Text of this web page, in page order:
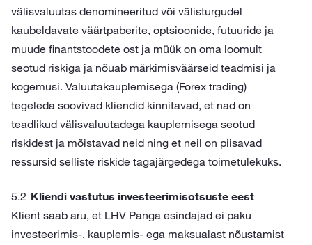
välisvaluutas denomineeritud või välisturgudel
kaubeldavate väärtpaberite, optsioonide, futuuride ja
muude finantstoodete ost ja müük on oma loomult
seotud riskiga ja nõuab märkimisväärseid teadmisi ja
kogemusi. Valuutakauplemisega (Forex trading)
tegeleda soovivad kliendid kinnitavad, et nad on
teadlikud välisvaluutadega kauplemisega seotud
riskidest ja mõistavad neid ning et neil on piisavad
ressursid selliste riskide tagajärgedega toimetulekuks.
Kliendi vastutus investeerimisotsuste eest
Klient saab aru, et LHV Panga esindajad ei paku
investeerimis-, kauplemis- ega maksualast nõustamist